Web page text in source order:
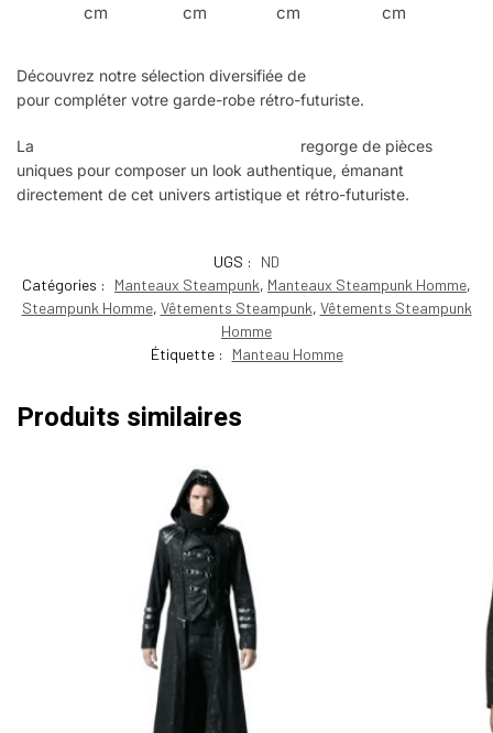
cm
cm
cm
cm
Découvrez notre sélection diversifiée de
pour compléter votre garde-robe rétro-futuriste.
La
regorge de pièces
uniques pour composer un look authentique, émanant
directement de cet univers artistique et rétro-futuriste.
UGS :
ND
Catégories :
Manteaux Steampunk, Manteaux Steampunk Homme,
Steampunk Homme, Vêtements Steampunk, Vêtements Steampunk
Homme
Étiquette :
Manteau Homme
Produits similaires